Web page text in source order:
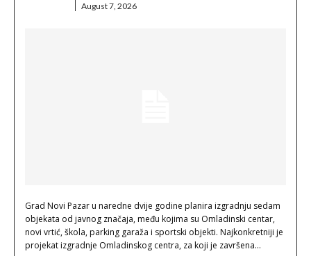
August 7, 2026
Grad Novi Pazar u naredne dvije godine planira izgradnju sedam
objekata od javnog značaja, među kojima su Omladinski centar,
novi vrtić, škola, parking garaža i sportski objekti. Najkonkretniji je
projekat izgradnje Omladinskog centra, za koji je završena...